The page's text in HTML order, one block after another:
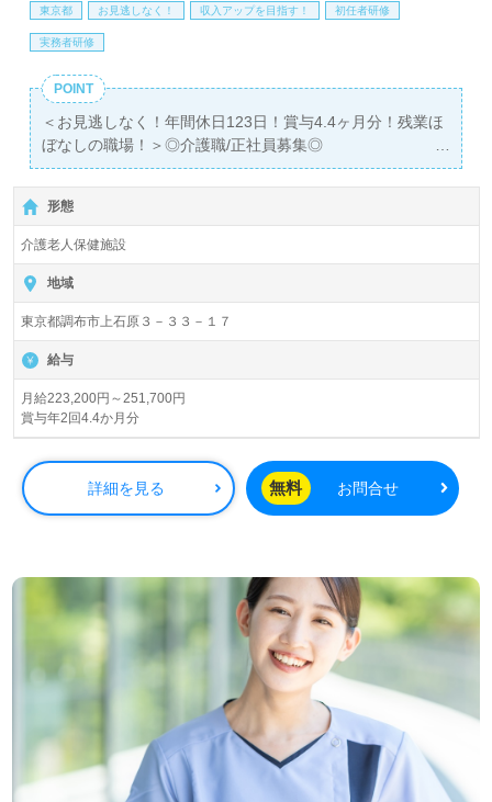
東京都 お見逃しなく！ 収入アップを目指す！ 初任者研修
実務者研修
POINT
＜お見逃しなく！年間休日123日！賞与4.4ヶ月分！残業ほ
ぼなしの職場！＞◎介護職/正社員募集◎
【月給223,200円～251,700円】＊初任者研修以上有資格者
向け求人＊『西調布駅』徒歩12分。
入所定員90名（従来型個室/多床室）『介護老人保健施設グ
リーンガーデン青樹』医療法人社団青山会（本部：東京都
調布市）様の運営です。東京都を中心に介護老人保健施
設、訪問/通所リハビリ、ショートステイ、居宅介護支援事
業を展開されています。
る・あるく・わらう』を全員参加の介護サポートで実現さ
れる事業所様！◎
看護助手や介護職経験のある方をお迎えします。介護老人
保健施設での勤務経験は問いません。『知識や経験が増え
ることで自分の可能性も広がります！これからのキャリア
に夢を描ける職場です！』等のお声も届く事業所様です。
ちたい、資格/経験を活かしたい』『介護知識や技術力を高
めたい、介護業界で自分らしいキャリアを描きたい』『転
職で施設形態や環境を変えて働きたい』等の方も大歓迎で
す。募集詳細等、担当コンサルタントよりご案内します。
お問い合わせも遠慮なくお願いします。
全国の求人ご紹介！医療/福祉業界の正社員/パート求人探
しは【ウィルオブ介護】＊求人情報収集、将来的に検討の
方も遠慮なく＊
LINE、メール、お電話などご希望に応じてお問い合わせ/ご
形態
介護老人保健施設
地域
東京都調布市上石原３－３３－１７
給与
月給223,200円～251,700円
賞与年2回4.4か月分
詳細を見る 無料 お問合せ